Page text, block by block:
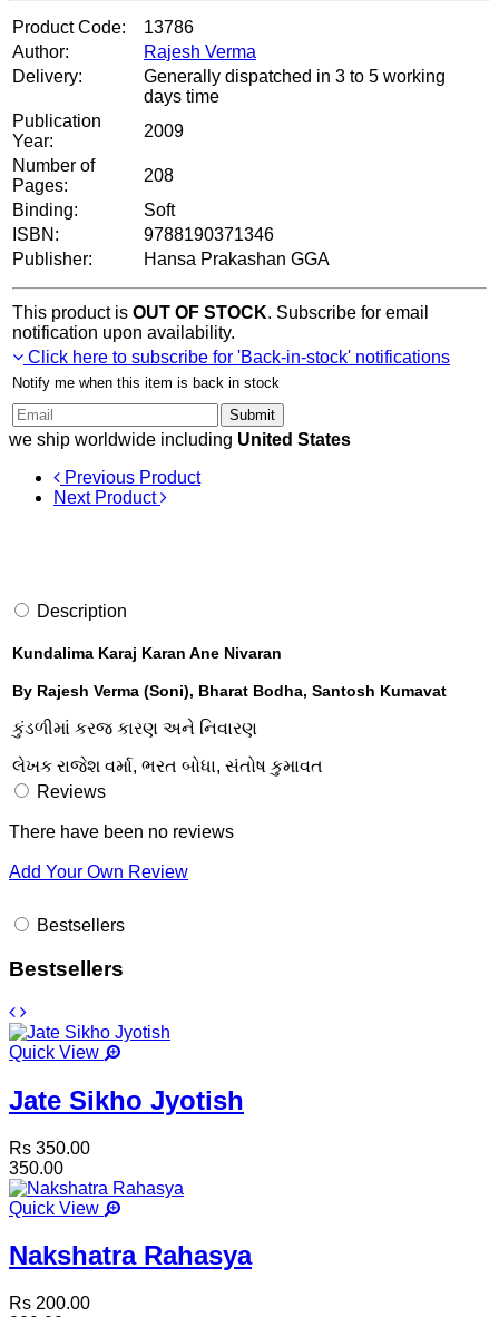
Product Code:
13786
Author:
Rajesh Verma
Delivery:
Generally dispatched in 3 to 5 working
days time
Publication
Year:
2009
Number of
Pages:
208
Binding:
Soft
ISBN:
9788190371346
Publisher:
Hansa Prakashan GGA
This product is OUT OF STOCK. Subscribe for email
notification upon availability.
Click here to subscribe for 'Back-in-stock' notifications
Notify me when this item is back in stock
Submit
we ship worldwide including United States
Previous Product
Next Product
Description
Kundalima Karaj Karan Ane Nivaran
By Rajesh Verma (Soni), Bharat Bodha, Santosh Kumavat
કુંડળીમાં કરજ કારણ અને નિવારણ
લેખક રાજેશ વર્મા, ભરત બોધા, સંતોષ કુમાવત
Reviews
There have been no reviews
Add Your Own Review
Bestsellers
Bestsellers
Quick View
Jate Sikho Jyotish
Rs 350.00
350.00
Quick View
Nakshatra Rahasya
Rs 200.00